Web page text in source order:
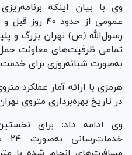
وی با بیان اینکه
عمومی از
رسول‌الله (ص) تهران بزرگ و
تمامی ظرفیت‌های معاونت
به‌صورت شبانه‌روزی برای
هرمزی با ارائه آمار عملکرد
در تاریخ بهره‌برداری متروی
وی ادامه داد: برای